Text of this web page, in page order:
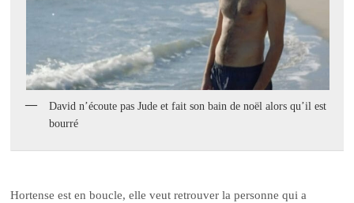
David n’écoute pas Jude et fait son bain de noël alors qu’il est
bourré
Hortense est en boucle, elle veut retrouver la personne qui a